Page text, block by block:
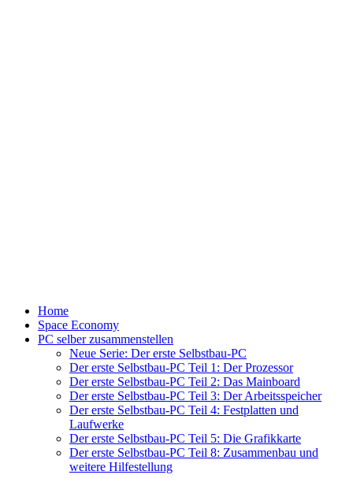
Home
Space Economy
PC selber zusammenstellen
Neue Serie: Der erste Selbstbau-PC
Der erste Selbstbau-PC Teil 1: Der Prozessor
Der erste Selbstbau-PC Teil 2: Das Mainboard
Der erste Selbstbau-PC Teil 3: Der Arbeitsspeicher
Der erste Selbstbau-PC Teil 4: Festplatten und
Laufwerke
Der erste Selbstbau-PC Teil 5: Die Grafikkarte
Der erste Selbstbau-PC Teil 8: Zusammenbau und
weitere Hilfestellung